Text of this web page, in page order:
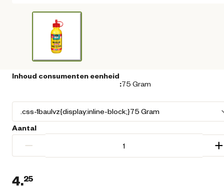
Inhoud consumenten eenheid
:75 Gram
Aantal
− +
4.25